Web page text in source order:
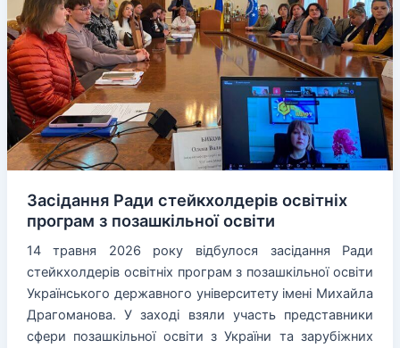
Засідання Ради стейкхолдерів освітніх
програм з позашкільної освіти
14 травня 2026 року відбулося засідання Ради
стейкхолдерів освітніх програм з позашкільної освіти
Українського державного університету імені Михайла
Драгоманова. У заході взяли участь представники
сфери позашкільної освіти з України та зарубіжних